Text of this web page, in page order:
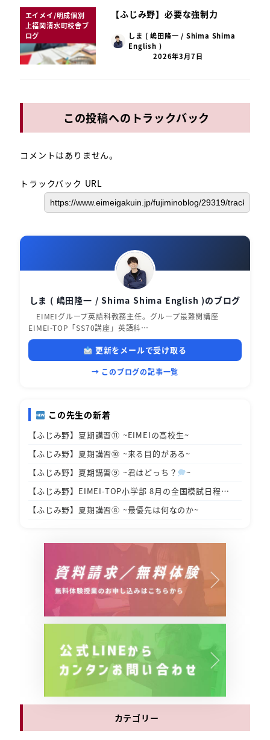
エイメイ/明成個別
上福岡清水町校舎ブ
ログ
【ふじみ野】必要な強制力
しま ( 嶋田隆一 / Shima Shima
English )
2026年3月7日
この投稿へのトラックバック
コメントはありません。
トラックバック URL
しま ( 嶋田隆一 / Shima Shima English )のブログ
EIMEIグループ英語科教務主任。グループ最難関講座
EIMEI-TOP「SS70講座」英語科…
更新をメールで受け取る
→ このブログの記事一覧
この先生の新着
【ふじみ野】夏期講習⑪ ~EIMEIの高校生~
【ふじみ野】夏期講習⑩ ~来る目的がある~
【ふじみ野】夏期講習⑨ ~君はどっち？
~
【ふじみ野】EIMEI-TOP小学部 8月の全国模試日程…
【ふじみ野】夏期講習⑧ ~最優先は何なのか~
カテゴリー